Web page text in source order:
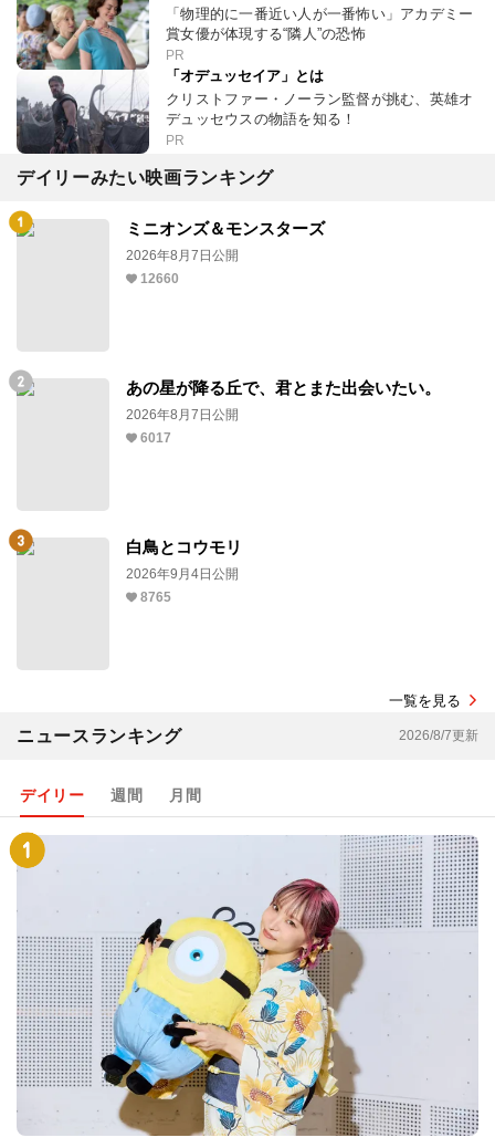
「物理的に一番近い人が一番怖い」アカデミー
賞女優が体現する“隣人”の恐怖
PR
「オデュッセイア」とは
クリストファー・ノーラン監督が挑む、英雄オ
デュッセウスの物語を知る！
PR
デイリーみたい映画ランキング
ミニオンズ＆モンスターズ
2026年8月7日公開
12660
あの星が降る丘で、君とまた出会いたい。
2026年8月7日公開
6017
白鳥とコウモリ
2026年9月4日公開
8765
一覧を見る
ニュースランキング 2026/8/7更新
デイリー 週間 月間